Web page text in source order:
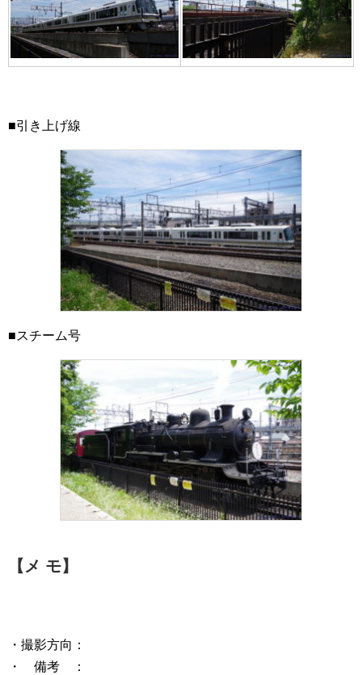
■引き上げ線
■スチーム号
【メ モ】
・撮影方向：
・ 備考 ：